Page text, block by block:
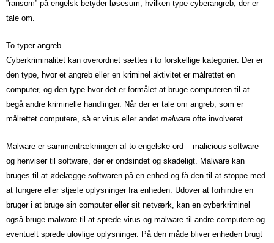
”ransom” på engelsk betyder løsesum, hvilken type cyberangreb, der er
tale om.
To typer angreb
Cyberkriminalitet kan overordnet sættes i to forskellige kategorier. Der er
den type, hvor et angreb eller en kriminel aktivitet er målrettet en
computer, og den type hvor det er formålet at bruge computeren til at
begå andre kriminelle handlinger. Når der er tale om angreb, som er
målrettet computere, så er virus eller andet malware ofte involveret.
Malware er sammentrækningen af to engelske ord – malicious software –
og henviser til software, der er ondsindet og skadeligt. Malware kan
bruges til at ødelægge softwaren på en enhed og få den til at stoppe med
at fungere eller stjæle oplysninger fra enheden. Udover at forhindre en
bruger i at bruge sin computer eller sit netværk, kan en cyberkriminel
også bruge malware til at sprede virus og malware til andre computere og
eventuelt sprede ulovlige oplysninger. På den måde bliver enheden brugt